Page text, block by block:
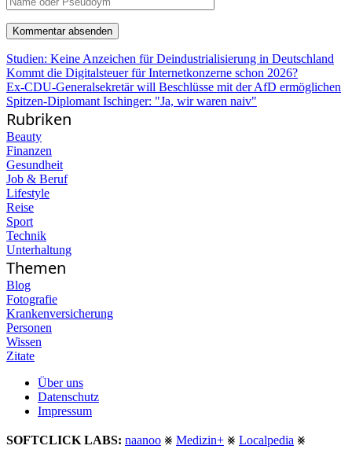
Studien: Keine Anzeichen für Deindustrialisierung in Deutschland
Kommt die Digitalsteuer für Internetkonzerne schon 2026?
Ex-CDU-Generalsekretär will Beschlüsse mit der AfD ermöglichen
Spitzen-Diplomant Ischinger: "Ja, wir waren naiv"
Rubriken
Beauty
Finanzen
Gesundheit
Job & Beruf
Lifestyle
Reise
Sport
Technik
Unterhaltung
Themen
Blog
Fotografie
Krankenversicherung
Personen
Wissen
Zitate
Über uns
Datenschutz
Impressum
SOFTCLICK LABS: naanoo ⨳ Medizin+ ⨳ Localpedia ⨳